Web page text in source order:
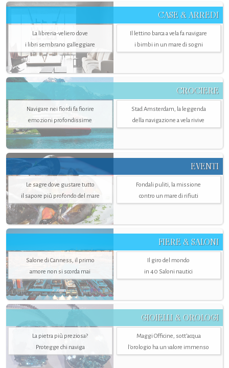
CASE & ARREDI
La libreria-veliero dove
i libri sembrano galleggiare
Il lettino barca a vela fa navigare
i bimbi in un mare di sogni
CROCIERE
Navigare nei fiordi fa fiorire
emozioni profondissime
Stad Amsterdam, la leggenda
della navigazione a vela rivive
EVENTI
Le sagre dove gustare tutto
il sapore più profondo del mare
Fondali puliti, la missione
contro un mare di rifiuti
FIERE & SALONI
Salone di Canness, il primo
amore non si scorda mai
Il giro del mondo
in 40 Saloni nautici
GIOIELLI & OROLOGI
La pietra più preziosa?
Protegge chi naviga
Maggi Officine, sott’acqua
l'orologio ha un valore immenso